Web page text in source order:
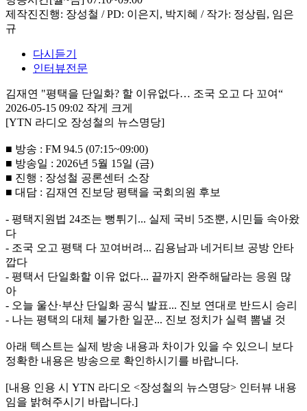
제작진진행: 장성철 / PD: 이은지, 박지혜 / 작가: 정상림, 임은
규
다시듣기
인터뷰전문
김재연 "평택을 단일화? 할 이유없다… 조국 오고 다 꼬여“
2026-05-15 09:02 작게
크게
[YTN 라디오 장성철의 뉴스명당]
■ 방송 : FM 94.5 (07:15~09:00)
■ 방송일 : 2026년 5월 15일 (금)
■ 진행 : 장성철 공론센터 소장
■ 대담 : 김재연 진보당 평택을 국회의원 후보
- 평택지원법 24조는 뻥튀기... 실제 국비 5조뿐, 시민들 속아왔
다
- 조국 오고 평택 다 꼬여버려... 김용남과 네거티브 공방 안타
깝다
- 평택서 단일화할 이유 없다... 끝까지 완주해달라는 응원 많
아
- 오늘 울산·부산 단일화 공식 발표... 진보 연대로 반드시 승리
- 나는 평택의 대체 불가한 일꾼... 진보 정치가 실력 뽐낼 것
아래 텍스트는 실제 방송 내용과 차이가 있을 수 있으니 보다
정확한 내용은 방송으로 확인하시기를 바랍니다.
[내용 인용 시 YTN 라디오 <장성철의 뉴스명당> 인터뷰 내용
임을 밝혀주시기 바랍니다.]